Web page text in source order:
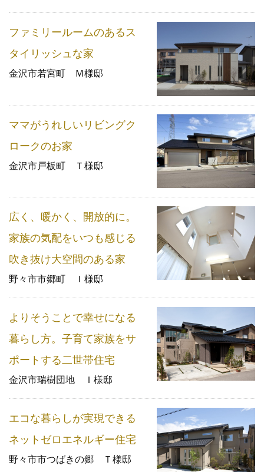
ファミリールームのあるス
タイリッシュな家
金沢市若宮町 Ｍ様邸
ママがうれしいリビングク
ロークのお家
金沢市戸板町 Ｔ様邸
広く、暖かく、開放的に。
家族の気配をいつも感じる
吹き抜け大空間のある家
野々市市郷町 Ｉ様邸
よりそうことで幸せになる
暮らし方。子育て家族をサ
ポートする二世帯住宅
金沢市瑞樹団地 Ｉ様邸
エコな暮らしが実現できる
ネットゼロエネルギー住宅
野々市市つばきの郷 Ｔ様邸